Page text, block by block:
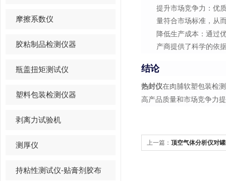
摩擦系数仪
胶粘制品检测仪器
瓶盖扭矩测试仪
塑料包装检测仪器
剥离力试验机
测厚仪
持粘性测试仪-贴膏剂胶布
提升市场竞争力 ：优
量符合市场标准，从
降低生产成本 ：通过
产商提供了科学的依
结论
热封仪在肉脯软塑包装检
高产品质量和市场竞争力
上一篇： 顶空气体分析仪对